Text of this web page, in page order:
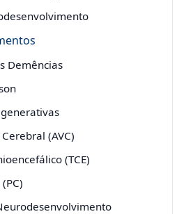
Demências
(AVC)
(TCE)